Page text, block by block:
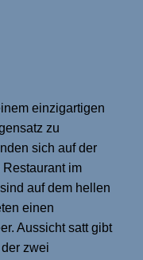
einzigartigen
zu
sich auf der
im
auf dem hellen
einen
Aussicht satt gibt
zwei